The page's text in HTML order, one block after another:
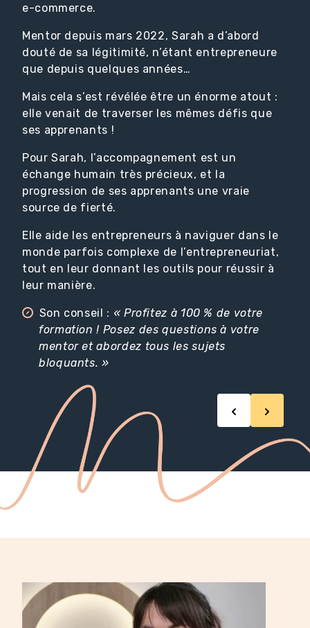
e-commerce.
Mentor depuis mars 2022, Sarah a d’abord
douté de sa légitimité, n’étant entrepreneure
que depuis quelques années…
Mais cela s’est révélée être un énorme atout :
elle venait de traverser les mêmes défis que
ses apprenants !
Pour Sarah, l’accompagnement est un
échange humain très précieux, et la
progression de ses apprenants une vraie
source de fierté.
Elle aide les entrepreneurs à naviguer dans le
monde parfois complexe de l’entrepreneuriat,
tout en leur donnant les outils pour réussir à
leur manière.
Son conseil : « Profitez à 100 % de votre
formation ! Posez des questions à votre
mentor et abordez tous les sujets
bloquants. »